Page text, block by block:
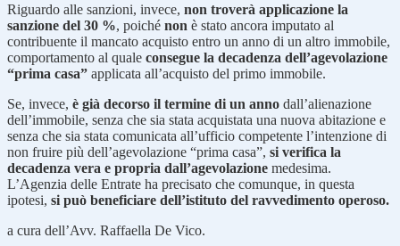
Riguardo alle sanzioni, invece, non troverà applicazione la
sanzione del 30 %, poiché non è stato ancora imputato al
contribuente il mancato acquisto entro un anno di un altro immobile,
comportamento al quale consegue la decadenza dell’agevolazione
“prima casa” applicata all’acquisto del primo immobile.
Se, invece, è già decorso il termine di un anno dall’alienazione
dell’immobile, senza che sia stata acquistata una nuova abitazione e
senza che sia stata comunicata all’ufficio competente l’intenzione di
non fruire più dell’agevolazione “prima casa”, si verifica la
decadenza vera e propria dall’agevolazione medesima.
L’Agenzia delle Entrate ha precisato che comunque, in questa
ipotesi, si può beneficiare dell’istituto del ravvedimento operoso.
a cura dell’Avv. Raffaella De Vico.